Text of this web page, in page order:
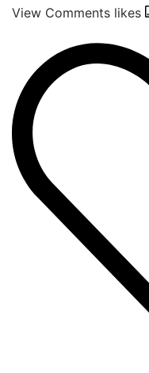
View Comments likes